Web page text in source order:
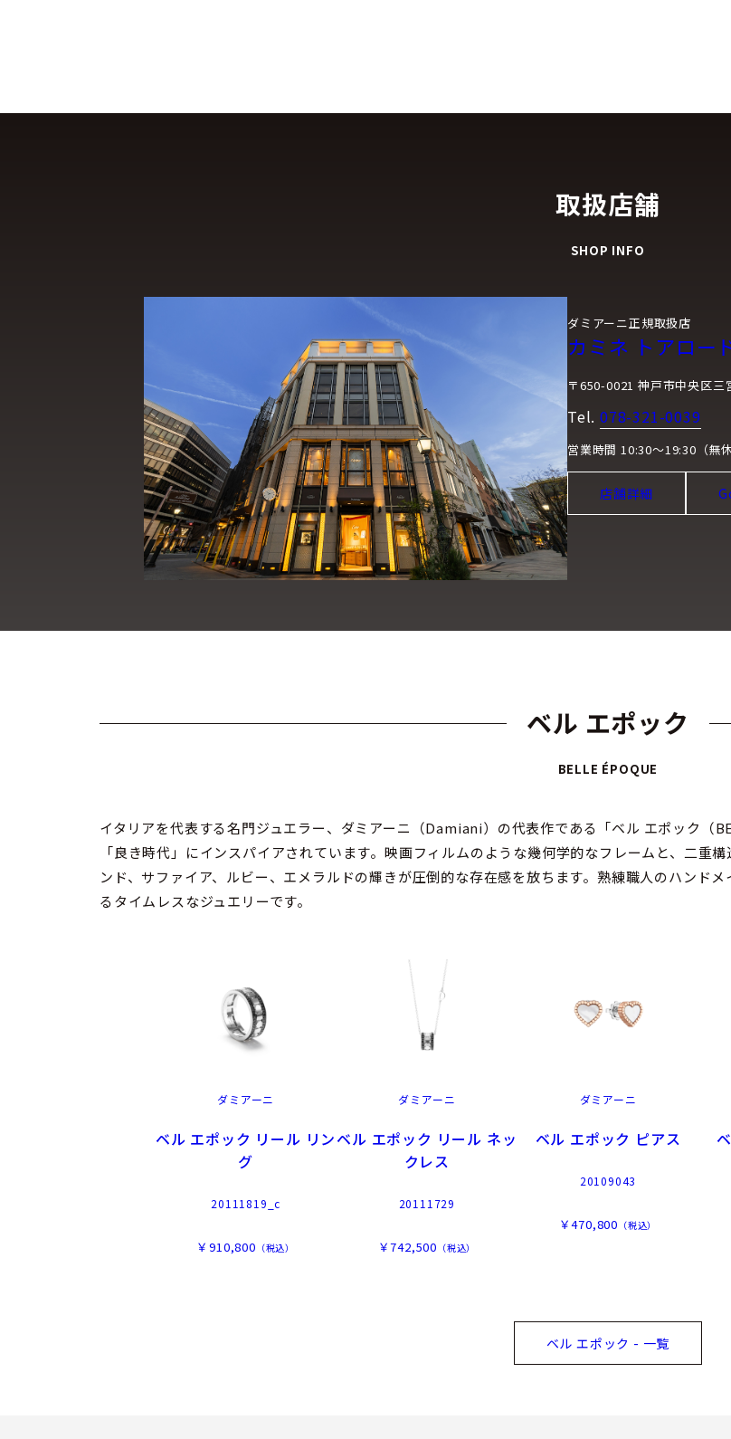
取扱店舗
SHOP INFO
ダミアーニ正規取扱店
カミネ トアロー
〒650-0021 神戸市中央区三
Tel. 078-321-0039
営業時間 10:30～19:30（無休
店舗詳細
ベル エポック
BELLE ÉPOQUE
イタリアを代表する名門ジュエラー、ダミアーニ（Damiani）の代表作である「ベル エポック（
「良き時代」にインスパイアされています。映画フィルムのような幾何学的なフレームと、二重
ンド、サファイア、ルビー、エメラルドの輝きが圧倒的な存在感を放ちます。熟練職人のハンド
るタイムレスなジュエリーです。
ダミアーニ
ベル エポック リール リン
グ
20111819_c
￥910,800 （税込）
ダミアーニ
ベル エポック リール ネッ
クレス
20111729
￥742,500 （税込）
ダミアーニ
ベル エポック ピアス
20109043
￥470,800 （税込）
ベル エポック - 一覧